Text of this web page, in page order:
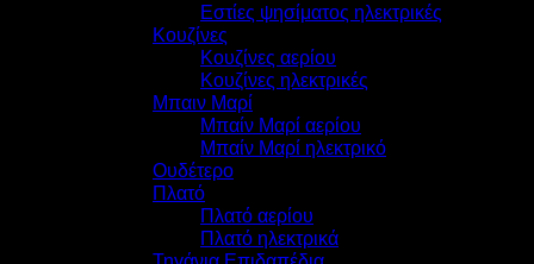
Εστίες ψησίματος ηλεκτρικές
Κουζίνες
Κουζίνες αερίου
Κουζίνες ηλεκτρικές
Μπαιν Μαρί
Μπαίν Μαρί αερίου
Μπαίν Μαρί ηλεκτρικό
Ουδέτερο
Πλατό
Πλατό αερίου
Πλατό ηλεκτρικά